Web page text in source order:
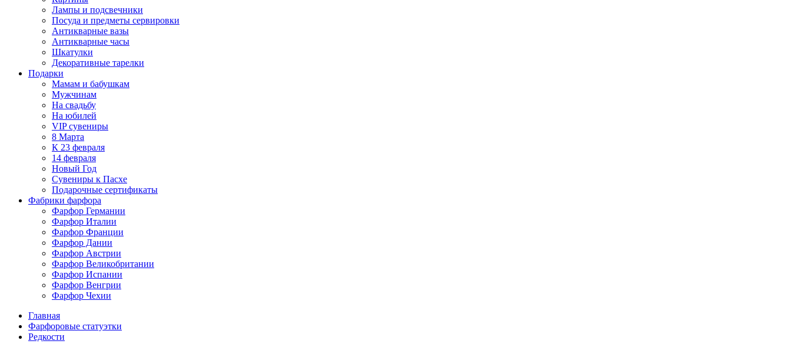
Лампы и подсвечники
Посуда и предметы сервировки
Антикварные вазы
Антикварные часы
Шкатулки
Декоративные тарелки
Подарки
Мамам и бабушкам
Мужчинам
На свадьбу
На юбилей
VIP сувениры
8 Марта
К 23 февраля
14 февраля
Новый Год
Сувениры к Пасхе
Подарочные сертификаты
Фабрики фарфора
Фарфор Германии
Фарфор Италии
Фарфор Франции
Фарфор Дании
Фарфор Австрии
Фарфор Великобритании
Фарфор Испании
Фарфор Венгрии
Фарфор Чехии
Главная
Фарфоровые статуэтки
Редкости